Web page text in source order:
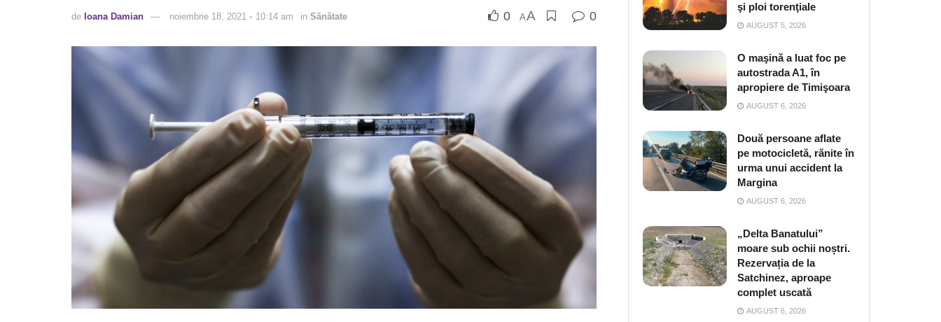
de Ioana Damian noiembrie 18, 2021 ◦ 10:14 am in Sănătate 0 AA 0
şi ploi torenţiale
AUGUST 5, 2026
O maşină a luat foc pe
autostrada A1, în
apropiere de Timişoara
AUGUST 6, 2026
Două persoane aflate
pe motocicletă, rănite în
urma unui accident la
Margina
AUGUST 6, 2026
„Delta Banatului”
moare sub ochii noștri.
Rezervația de la
Satchinez, aproape
complet uscată
AUGUST 6, 2026